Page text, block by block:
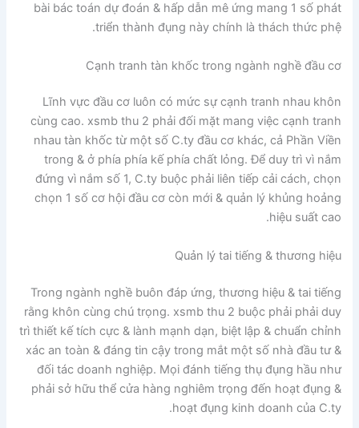
bài bác toán dự đoán & hấp dẫn mê ứng mang 1 số phát
triển thành đụng này chính là thách thức phệ.
Cạnh tranh tàn khốc trong ngành nghề đầu cơ
Lĩnh vực đầu cơ luôn có mức sự cạnh tranh nhau khôn
cùng cao. xsmb thu 2 phải đối mặt mang việc cạnh tranh
nhau tàn khốc từ một số C.ty đầu cơ khác, cả Phần Viền
trong & ở phía phía kế phía chất lỏng. Để duy trì vì nắm
đứng vì nắm số 1, C.ty buộc phải liên tiếp cải cách, chọn
chọn 1 số cơ hội đầu cơ còn mới & quản lý khủng hoảng
hiệu suất cao.
Quản lý tai tiếng & thương hiệu
Trong ngành nghề buôn đáp ứng, thương hiệu & tai tiếng
rằng khôn cùng chú trọng. xsmb thu 2 buộc phải phải duy
trì thiết kế tích cực & lành mạnh dạn, biệt lập & chuẩn chỉnh
xác an toàn & đáng tin cậy trong mắt một số nhà đầu tư &
đối tác doanh nghiệp. Mọi đánh tiếng thụ đụng hầu như
phải sở hữu thể cửa hàng nghiêm trọng đến hoạt đụng &
hoạt đụng kinh doanh của C.ty.